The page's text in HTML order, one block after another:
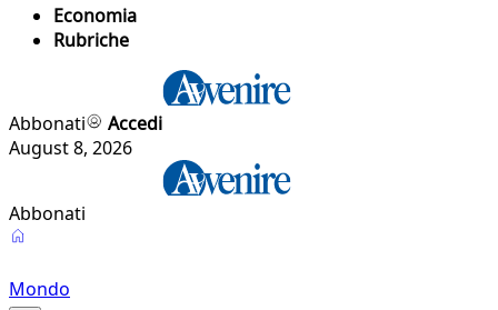
Economia
Rubriche
Abbonati
Accedi
August 8, 2026
Abbonati
Mondo